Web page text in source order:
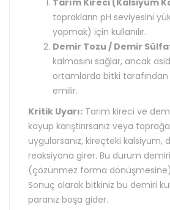
toprakların pH seviyesini
yapmak) için kullanılır.
Demir Tozu / Demir
kalmasını sağlar, ancak
ortamlarda bitki tarafından
emilir.
Kritik Uyarı: Tarım kireci ve
koyup karıştırırsanız veya
uygularsanız, kireçteki kalsiyum,
reaksiyona girer. Bu durum
(çözünmez forma
Sonuç olarak bitkiniz bu demiri
paranız boşa gider.